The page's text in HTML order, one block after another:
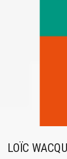
LOÏC